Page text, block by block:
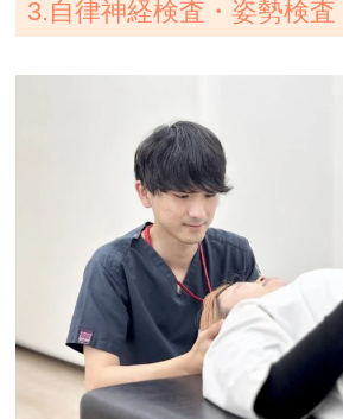
3.自律神経検査・姿勢検査